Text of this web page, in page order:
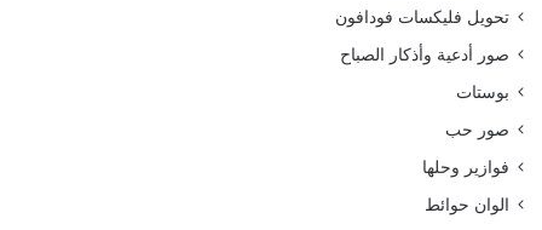
تحويل فليكسات فودافون
صور أدعية وأذكار الصباح
بوستات
صور حب
فوازير وحلها
الوان حوائط